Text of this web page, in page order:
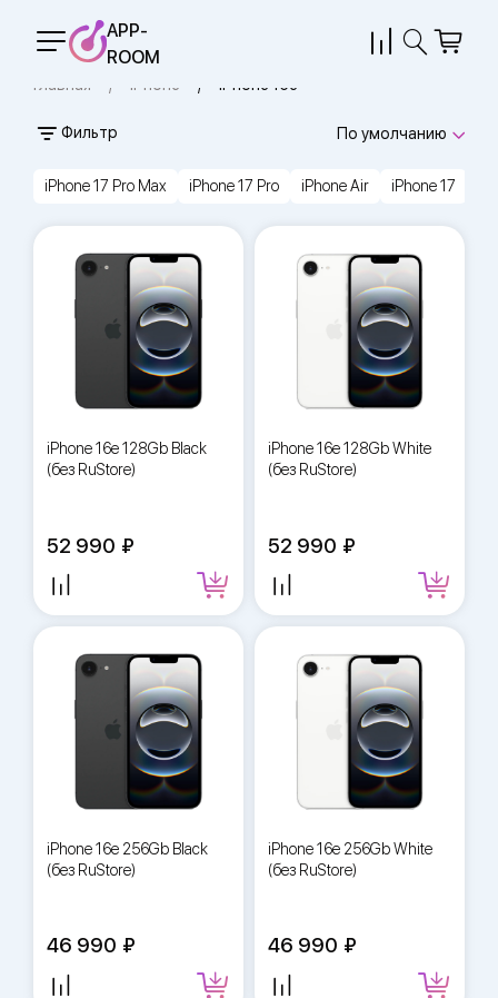
APP-
ROOM
Главная iPhone iPhone 16e
iPhone 17 Pro Max iPhone 17 Pro iPhone Air iPhone 17
Фильтр По умолчанию
iPhone 16e 128Gb Black
(без RuStore)
52 990
iPhone 16e 128Gb White
(без RuStore)
52 990
iPhone 16e 256Gb Black
(без RuStore)
46 990
iPhone 16e 256Gb White
(без RuStore)
46 990